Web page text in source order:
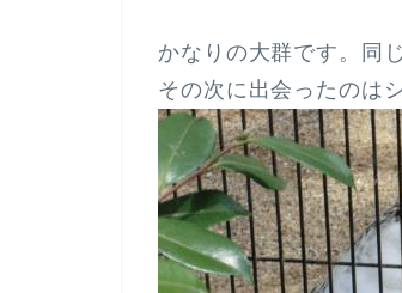
かなりの大群です。同
その次に出会ったのは